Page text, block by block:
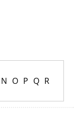
N O P Q R